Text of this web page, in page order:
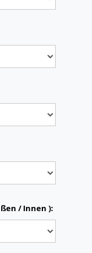
/ Innen ):